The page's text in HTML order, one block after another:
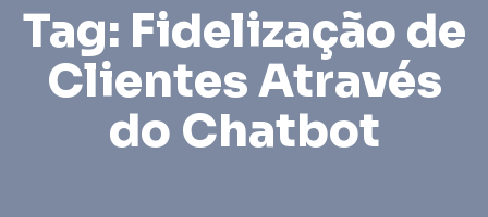
Tag: Fidelização de
Clientes Através
do Chatbot